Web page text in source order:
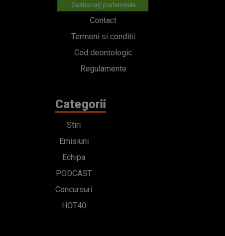
Gestionați preferințele
Contact
Termeni si conditii
Cod deontologic
Regulamente
Categorii
Stiri
Emisiuni
Echipa
PODCAST
Concursuri
HOT40